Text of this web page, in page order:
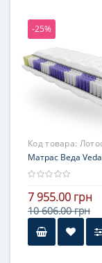
-25%
Код товара:
Матрас Веда
7 955.00 грн
10 606.00 грн